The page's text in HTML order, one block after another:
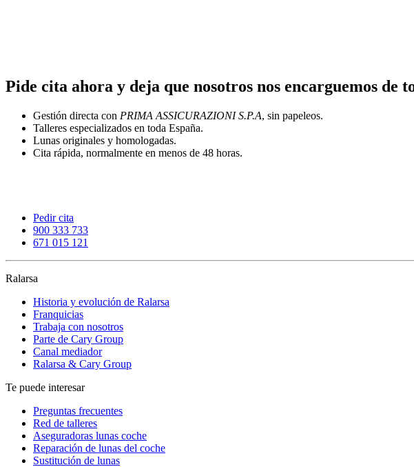
Pide cita ahora y deja que nosotros nos encarguemos de
Gestión directa con PRIMA ASSICURAZIONI S.P.A, sin papeleos.
Talleres especializados en toda España.
Lunas originales y homologadas.
Cita rápida, normalmente en menos de 48 horas.
Pedir cita
900 333 733
671 015 121
Ralarsa
Historia y evolución de Ralarsa
Franquicias
Trabaja con nosotros
Parte de Cary Group
Canal mediador
Ralarsa & Cary Group
Te puede interesar
Preguntas frecuentes
Red de talleres
Aseguradoras lunas coche
Reparación de lunas del coche
Sustitución de lunas